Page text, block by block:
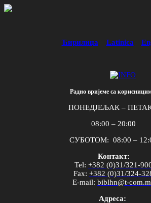
Ћирилица Latinica
Радно вријеме са
ПОНЕДЈЕЉАК –
08:00 – 20:00
СУБОТОМ: 08:00 –
Контакт:
Tel: +382 (0)31/321-
Fax: +382 (0)31/324-
E-mail: biblhn@t-com.
Адреса: